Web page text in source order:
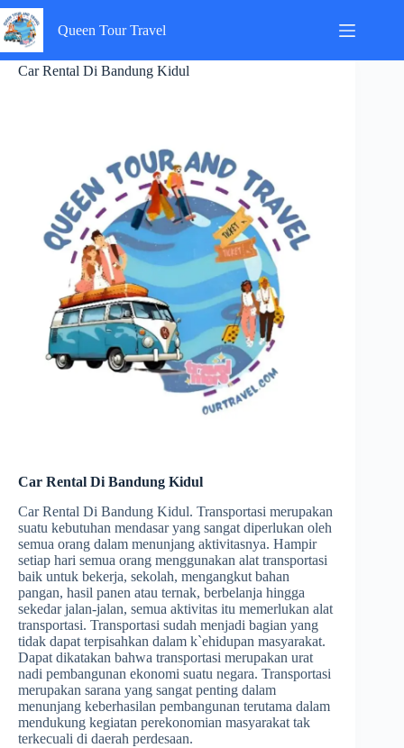
Skip
to
content
Queen Tour Travel
Car Rental Di Bandung Kidul
Car Rental Di Bandung Kidul
Car Rental Di Bandung Kidul. Transportasi merupakan
suatu kebutuhan mendasar yang sangat diperlukan oleh
semua orang dalam menunjang aktivitasnya. Hampir
setiap hari semua orang menggunakan alat transportasi
baik untuk bekerja, sekolah, mengangkut bahan
pangan, hasil panen atau ternak, berbelanja hingga
sekedar jalan-jalan, semua aktivitas itu memerlukan alat
transportasi. Transportasi sudah menjadi bagian yang
tidak dapat terpisahkan dalam k`ehidupan masyarakat.
Dapat dikatakan bahwa transportasi merupakan urat
nadi pembangunan ekonomi suatu negara. Transportasi
merupakan sarana yang sangat penting dalam
menunjang keberhasilan pembangunan terutama dalam
mendukung kegiatan perekonomian masyarakat tak
terkecuali di daerah perdesaan.